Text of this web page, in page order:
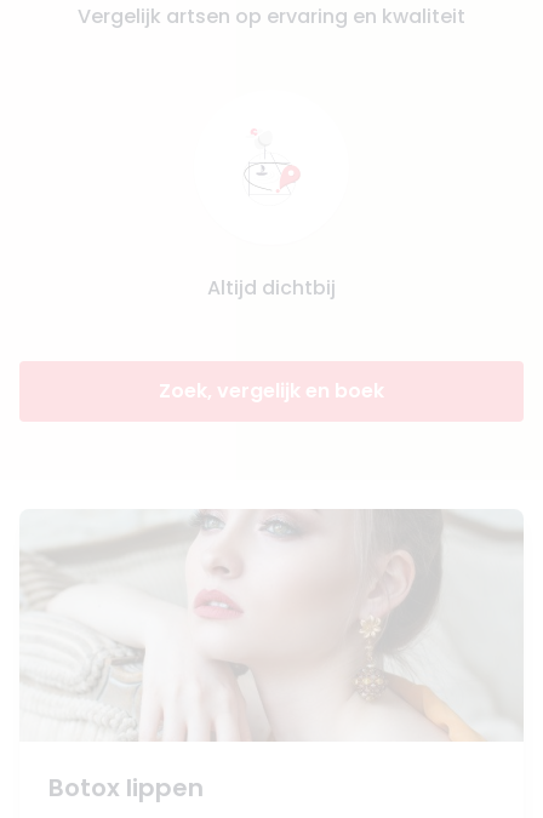
Vergelijk artsen op ervaring en kwaliteit
Altijd dichtbij
Zoek, vergelijk en boek
Botox lippen